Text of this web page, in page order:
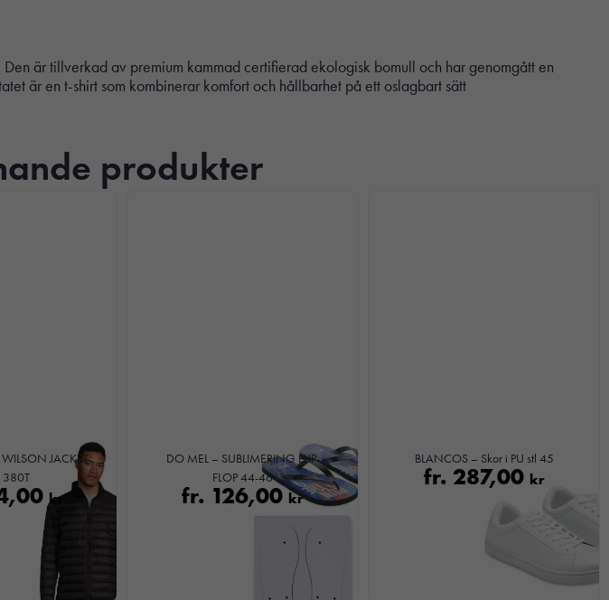
är tillverkad av premium kammad certifierad ekologisk bomull och har genomgått en
är en t-shirt som kombinerar komfort och hållbarhet på ett oslagbart sätt
produkter
JACKET
380T
kr
DO MEL – SUBLIMERING FLIP-
FLOP 44-46
fr. 126,00kr
BLANCOS – Skor i PU stl 45
fr. 287,00 kr
För att vi ska
kunna
funktionalitet
och
uppbyggnad,
ditt besök.
nekar de
här kakorna
kommer viss
funktionalitet
att försvinna
från